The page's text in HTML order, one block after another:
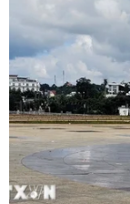
TIN CÙNG
Phép thử sức
ASEAN
07/08/2026 12:35
Thuế